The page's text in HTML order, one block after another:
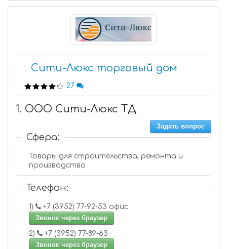
1 Сити-Люкс торговый дом
27
1. ООО Сити-Люкс ТД
Задать вопрос
Сфера:
Товары для строительства, ремонта и
производства
Телефон:
1)
+7 (3952) 77-92-53 офис
Звонок через браузер
2)
+7 (3952) 77-89-63
Звонок через браузер